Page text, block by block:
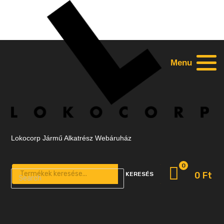
Products search
KERESÉS 0 Ft
0
Lokocorp Jármű Alkatrész Webáruház
Menu